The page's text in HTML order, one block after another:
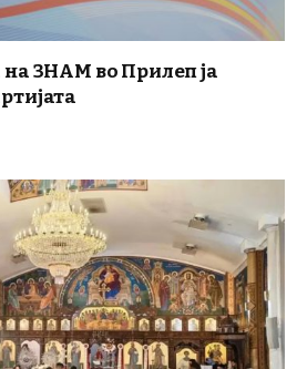
ЗНАМ во Прилеп ја